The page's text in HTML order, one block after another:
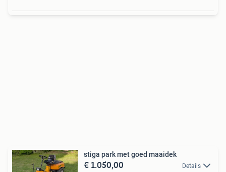
stiga park met goed maaidek
€ 1.050,00 Details